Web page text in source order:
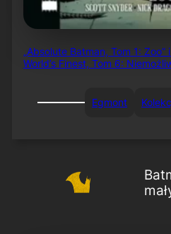
„Absolute Batman, Tom 1: Zoo”
World’s Finest, Tom 6:
Egmont